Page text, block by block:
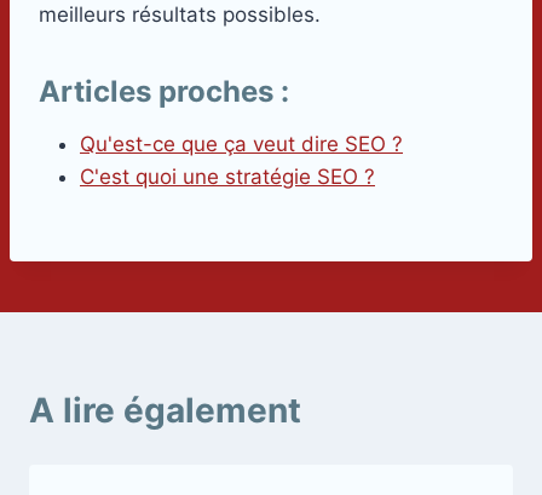
meilleurs résultats possibles.
Articles proches :
Qu'est-ce que ça veut dire SEO ?
C'est quoi une stratégie SEO ?
A lire également